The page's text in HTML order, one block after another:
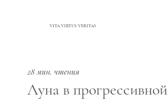
VITA VIRTUS VERITAS
Луна в прогрессивной
28 мин. чтения